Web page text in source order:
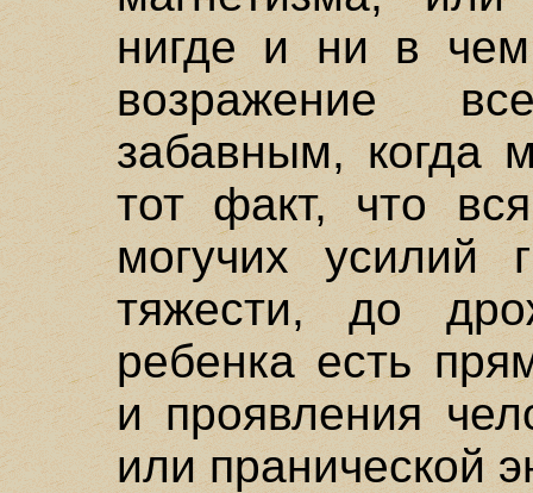
нигде и ни в
возражение
забавным, когда
тот факт, что
могучих усилий
тяжести, до
ребенка есть
и проявления
или пранической